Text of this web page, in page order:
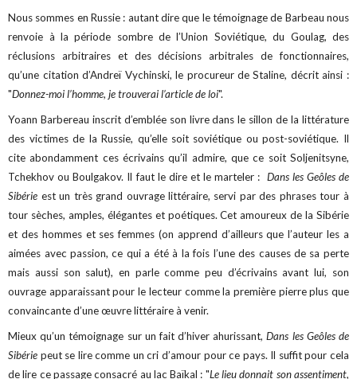
Nous sommes en Russie : autant dire que le témoignage de Barbeau nous
renvoie à la période sombre de l’Union Soviétique, du Goulag, des
réclusions arbitraires et des décisions arbitrales de fonctionnaires,
qu’une citation d’Andreï Vychinski, le procureur de Staline, décrit ainsi :
"Donnez-moi l’homme, je trouverai l’article de loi".
Yoann Barbereau inscrit d’emblée son livre dans le sillon de la littérature
des victimes de la Russie, qu’elle soit soviétique ou post-soviétique. Il
cite abondamment ces écrivains qu’il admire, que ce soit Soljenitsyne,
Tchekhov ou Boulgakov. Il faut le dire et le marteler : Dans les Geôles de
Sibérie est un très grand ouvrage littéraire, servi par des phrases tour à
tour sèches, amples, élégantes et poétiques. Cet amoureux de la Sibérie
et des hommes et ses femmes (on apprend d’ailleurs que l’auteur les a
aimées avec passion, ce qui a été à la fois l’une des causes de sa perte
mais aussi son salut), en parle comme peu d’écrivains avant lui, son
ouvrage apparaissant pour le lecteur comme la première pierre plus que
convaincante d’une œuvre littéraire à venir.
Mieux qu’un témoignage sur un fait d’hiver ahurissant,Dans les Geôles de
Sibérie peut se lire comme un cri d’amour pour ce pays. Il suffit pour cela
de lire ce passage consacré au lac Baïkal : "Le lieu donnait son assentiment,